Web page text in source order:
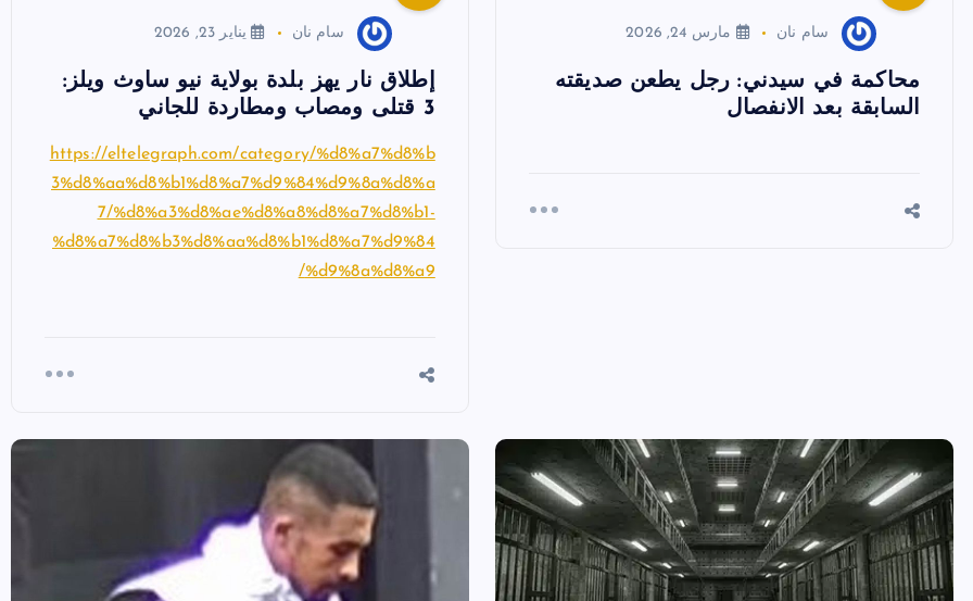
سام نان مارس 24, 2026
محاكمة في سيدني: رجل يطعن صديقته
السابقة بعد الانفصال
سام نان يناير 23, 2026
إطلاق نار يهز بلدة بولاية نيو ساوث ويلز:
3 قتلى ومصاب ومطاردة للجاني
https://eltelegraph.com/category/%d8%a7%d8%b
3%d8%aa%d8%b1%d8%a7%d9%84%d9%8a%d8%a
7/%d8%a3%d8%ae%d8%a8%d8%a7%d8%b1-
%d8%a7%d8%b3%d8%aa%d8%b1%d8%a7%d9%84
%d9%8a%d8%a9/